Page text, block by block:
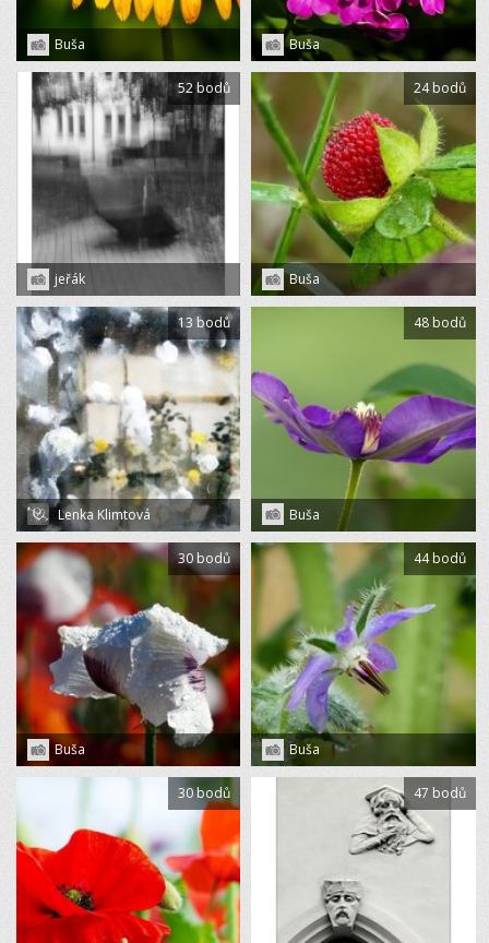
Buša Buša
jeřák
52 bodů
Buša
24 bodů
Lenka Klimtová
13 bodů
Buša
48 bodů
Buša
30 bodů
Buša
44 bodů
30 bodů 47 bodů